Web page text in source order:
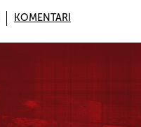
KOMENTARI